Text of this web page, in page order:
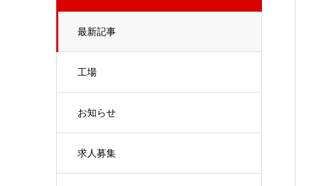
最新記事
工場
お知らせ
求人募集